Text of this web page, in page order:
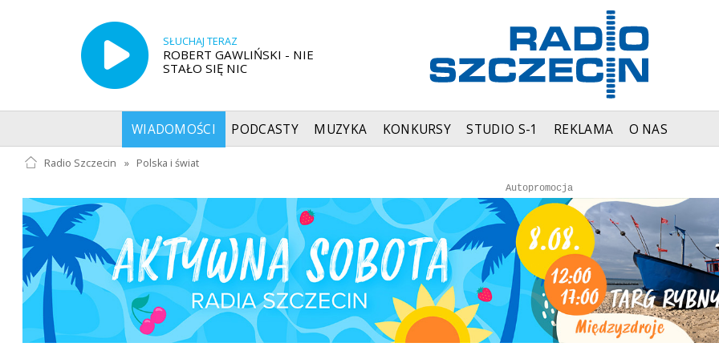
SŁUCHAJ TERAZ
ROBERT GAWLIŃSKI - NIE
STAŁO SIĘ NIC
WIADOMOŚCI PODCASTY MUZYKA KONKURSY STUDIO S-1 REKLAMA O NAS
Radio Szczecin » Polska i świat
Autopromocja
Autopromocja